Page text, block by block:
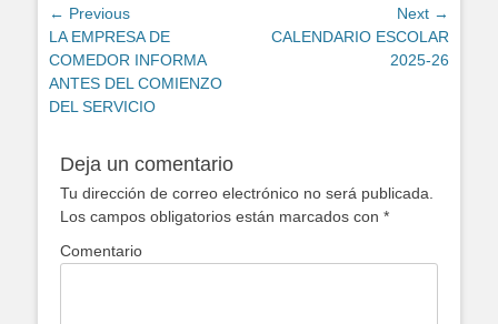
Navegación
de
entradas
← Previous
Previous
post:
LA EMPRESA DE
COMEDOR INFORMA
ANTES DEL COMIENZO
DEL SERVICIO
Next →
NextCALENDARIO ESCOLAR
2025-26
Deja un comentario
Tu dirección de correo electrónico no será publicada.
Los campos obligatorios están marcados con *
Comentario